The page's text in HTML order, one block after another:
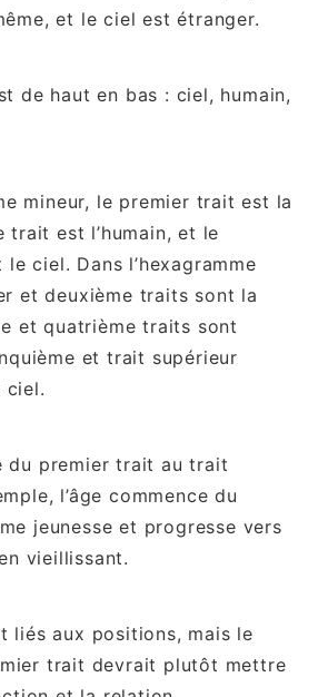
et le ciel est étranger.
de haut en bas : ciel, humain,
mineur, le premier trait est la
trait est l’humain, et le
ciel. Dans l’hexagramme
et deuxième traits sont la
et quatrième traits sont
et trait supérieur
ciel.
du premier trait au trait
l’âge commence du
jeunesse et progresse vers
vieillissant.
liés aux positions, mais le
trait devrait plutôt mettre